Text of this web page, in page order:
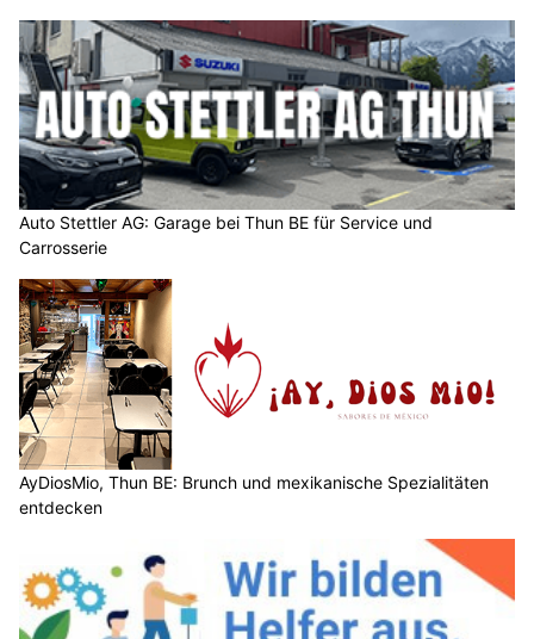
Auto Stettler AG: Garage bei Thun BE für Service und
Carrosserie
AyDiosMio, Thun BE: Brunch und mexikanische Spezialitäten
entdecken